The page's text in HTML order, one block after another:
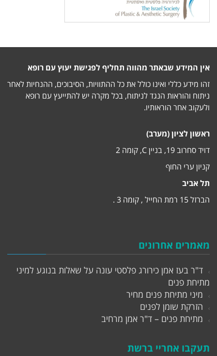
אין המידע שבאתר מהווה תחליף לפגישת יעוץ עם רופא
זהו מידע כללי ואינו כולל את כל ההתוויות, הסיבוכים, ההנחיות לאחר
ניתוח והוראות הנגד לניתוח, בכל מקרה יש להתייעץ עם רופא
ולעקוב אחר הוראותיו.
ראשון לציון (מערב)
דויד סחרוב 19, בניין C, קומה 2
קניון ערי החוף
תל אביב
הברזל 15 רמת החייל , קומה 3 .
מאמרים אחרונים
ד"ר בעז אמן כירורג פלסטי עונה על שאלות בנוגע למיני
מתיחת פנים
מיני מתיחת פנים מחיר
הזרקת שומן לפנים
מתיחת פנים – ד"ר אמן מרחיב
תעקבו אחריי ברשת